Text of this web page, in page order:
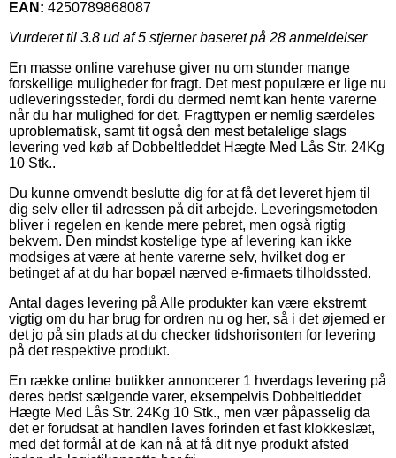
EAN: 4250789868087
Vurderet til 3.8 ud af 5 stjerner baseret på 28 anmeldelser
En masse online varehuse giver nu om stunder mange
forskellige muligheder for fragt. Det mest populære er lige nu
udleveringssteder, fordi du dermed nemt kan hente varerne
når du har mulighed for det. Fragttypen er nemlig særdeles
uproblematisk, samt tit også den mest betalelige slags
levering ved køb af Dobbeltleddet Hægte Med Lås Str. 24Kg
10 Stk..
Du kunne omvendt beslutte dig for at få det leveret hjem til
dig selv eller til adressen på dit arbejde. Leveringsmetoden
bliver i regelen en kende mere pebret, men også rigtig
bekvem. Den mindst kostelige type af levering kan ikke
modsiges at være at hente varerne selv, hvilket dog er
betinget af at du har bopæl nærved e-firmaets tilholdssted.
Antal dages levering på Alle produkter kan være ekstremt
vigtig om du har brug for ordren nu og her, så i det øjemed er
det jo på sin plads at du checker tidshorisonten for levering
på det respektive produkt.
En række online butikker annoncerer 1 hverdags levering på
deres bedst sælgende varer, eksempelvis Dobbeltleddet
Hægte Med Lås Str. 24Kg 10 Stk., men vær påpasselig da
det er forudsat at handlen laves forinden et fast klokkeslæt,
med det formål at de kan nå at få dit nye produkt afsted